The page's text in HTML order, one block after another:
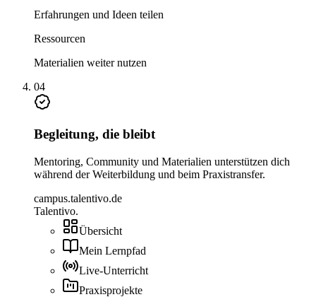
Erfahrungen und Ideen teilen
Ressourcen
Materialien weiter nutzen
04
Begleitung, die bleibt
Mentoring, Community und Materialien unterstützen dich
während der Weiterbildung und beim Praxistransfer.
campus.talentivo.de
Talentivo.
Übersicht
Mein Lernpfad
Live-Unterricht
Praxisprojekte